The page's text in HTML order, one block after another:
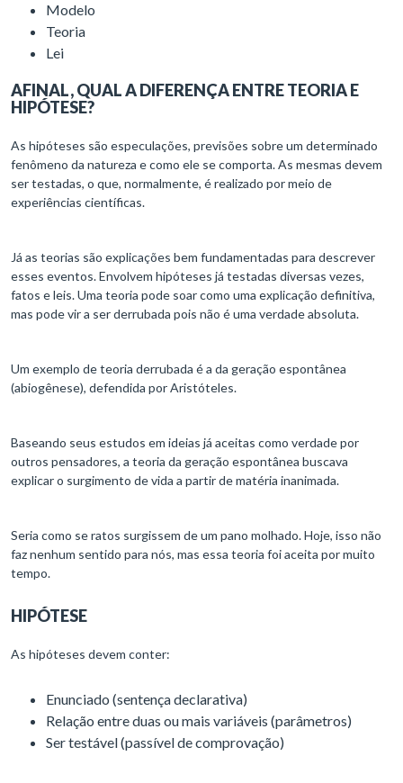
Modelo
Teoria
Lei
AFINAL, QUAL A DIFERENÇA ENTRE TEORIA E
HIPÓTESE?
As hipóteses são especulações, previsões sobre um determinado
fenômeno da natureza e como ele se comporta. As mesmas devem
ser testadas, o que, normalmente, é realizado por meio de
experiências científicas.
Já as teorias são explicações bem fundamentadas para descrever
esses eventos. Envolvem hipóteses já testadas diversas vezes,
fatos e leis. Uma teoria pode soar como uma explicação definitiva,
mas pode vir a ser derrubada pois não é uma verdade absoluta.
Um exemplo de teoria derrubada é a da geração espontânea
(abiogênese), defendida por Aristóteles.
Baseando seus estudos em ideias já aceitas como verdade por
outros pensadores, a teoria da geração espontânea buscava
explicar o surgimento de vida a partir de matéria inanimada.
Seria como se ratos surgissem de um pano molhado. Hoje, isso não
faz nenhum sentido para nós, mas essa teoria foi aceita por muito
tempo.
HIPÓTESE
As hipóteses devem conter:
Enunciado (sentença declarativa)
Relação entre duas ou mais variáveis (parâmetros)
Ser testável (passível de comprovação)